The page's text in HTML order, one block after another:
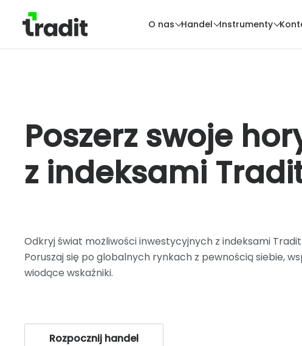
O nas Handel Instrumenty
Poszerz swoje
z indeksami
Odkryj świat możliwości inwestycyjnych z indeksami Tradit.
Poruszaj się po globalnych rynkach z pewnością siebie,
wiodące wskaźniki.
Rozpocznij handel